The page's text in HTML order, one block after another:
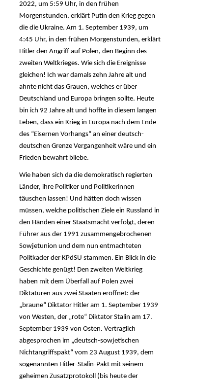
2022, um 5:59 Uhr, in den frühen
Morgenstunden, erklärt Putin den Krieg gegen
die die Ukraine. Am 1. September 1939, um
4:45 Uhr, in den frühen Morgenstunden, erklärt
Hitler den Angriff auf Polen, den Beginn des
zweiten Weltkrieges. Wie sich die Ereignisse
gleichen! Ich war damals zehn Jahre alt und
ahnte nicht das Grauen, welches er über
Deutschland und Europa bringen sollte. Heute
bin ich 92 Jahre alt und hoffte in diesem langen
Leben, dass ein Krieg in Europa nach dem Ende
des “Eisernen Vorhangs“ an einer deutsch-
deutschen Grenze Vergangenheit wäre und ein
Frieden bewahrt bliebe.
Wie haben sich da die demokratisch regierten
Länder, ihre Politiker und Politikerinnen
täuschen lassen! Und hätten doch wissen
müssen, welche politischen Ziele ein Russland in
den Händen einer Staatsmacht verfolgt, deren
Führer aus der 1991 zusammengebrochenen
Sowjetunion und dem nun entmachteten
Politkader der KPdSU stammen. Ein Blick in die
Geschichte genügt! Den zweiten Weltkrieg
haben mit dem Überfall auf Polen zwei
Diktaturen aus zwei Staaten eröffnet: der
„braune“ Diktator Hitler am 1. September 1939
von Westen, der „rote“ Diktator Stalin am 17.
September 1939 von Osten. Vertraglich
abgesprochen im „deutsch-sowjetischen
Nichtangriffspakt“ vom 23 August 1939, dem
sogenannten Hitler-Stalin-Pakt mit seinem
geheimen Zusatzprotokoll (bis heute der